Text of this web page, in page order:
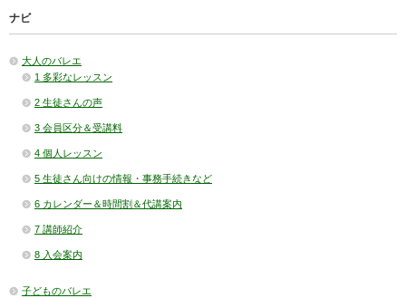
ナビ
大人のバレエ
1 多彩なレッスン
2 生徒さんの声
3 会員区分＆受講料
4 個人レッスン
5 生徒さん向けの情報・事務手続きなど
6 カレンダー＆時間割＆代講案内
7 講師紹介
8 入会案内
子どものバレエ